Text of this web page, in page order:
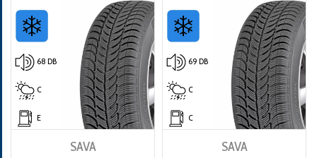
68 DB
C
E
SAVA
69 DB
C
C
SAVA